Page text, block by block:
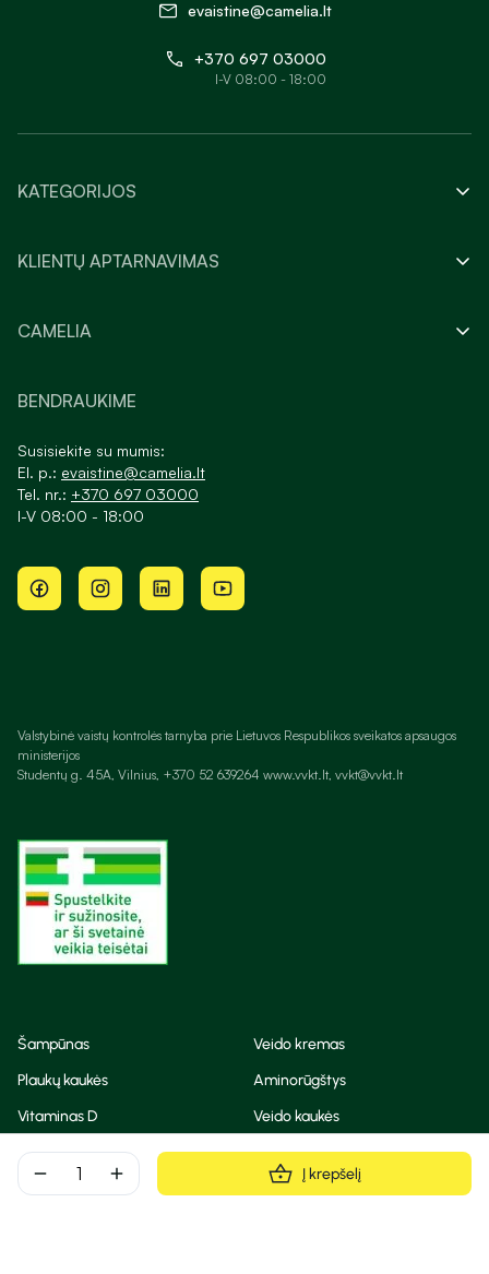
remove add Į krepšelį
evaistine@camelia.lt
+370 697 03000
I-V 08:00 - 18:00
KATEGORIJOS
KLIENTŲ APTARNAVIMAS
CAMELIA
BENDRAUKIME
Susisiekite su mumis:
El. p.: evaistine@camelia.lt
Tel. nr.: +370 697 03000
I-V 08:00 - 18:00
Valstybinė vaistų kontrolės tarnyba prie Lietuvos Respublikos sveikatos apsaugos
ministerijos
Studentų g. 45A, Vilnius, +370 52 639264 www.vvkt.lt, vvkt@vvkt.lt
Šampūnas
Veido kremas
Plaukų kaukės
Aminorūgštys
Vitaminas D
Veido kaukės
Korėjietiška kosmetika
Eteriniai aliejai
Dezodorantas
BB ir CC kremas